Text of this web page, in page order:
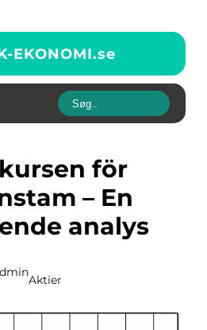
EKONOMI.se
– En
analys
Aktier